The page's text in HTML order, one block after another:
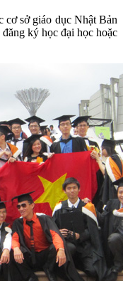
cơ sở giáo dục Nhật Bản
ký học đại học hoặc